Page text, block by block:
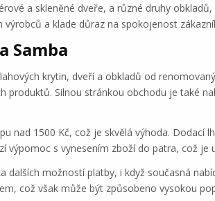
a skleněné dveře, a různé druhy
a klade důraz na spokojenost
Samba
krytin, dveří a obkladů od
produktů. Silnou stránkou obchodu je také
nad 1500 Kč, což je skvělá výhoda.
výpomoc s vynesením zboží do patra, což
dalších možností platby, i když současná
což však může být způsobeno vysokou